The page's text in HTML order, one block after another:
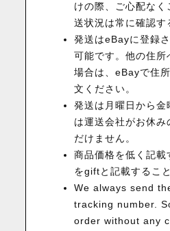
けの際、ご心配な
送状況は常に確認す
発送はeBayに登録
可能です。他の住
場合は、eBayで住
文ください。
発送は月曜日から
は運送会社がお休
だけません。
商品価格を低く記載
をgiftと記載するこ
We always send
tracking number.
order without any